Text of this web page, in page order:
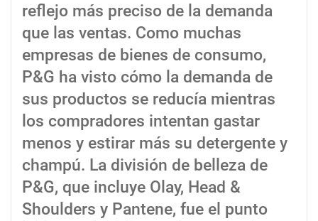
reflejo más preciso de la demanda
que las ventas. Como muchas
empresas de bienes de consumo,
P&G ha visto cómo la demanda de
sus productos se reducía mientras
los compradores intentan gastar
menos y estirar más su detergente y
champú. La división de belleza de
P&G, que incluye Olay, Head &
Shoulders y Pantene, fue el punto